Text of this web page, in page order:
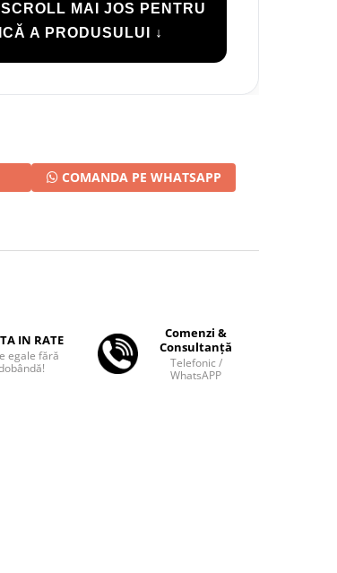
MAI JOS PENTRU
A PRODUSULUI ↓
COMANDA PE WHATSAPP
IN RATE
egale fără
Comenzi &
Consultanță
Telefonic /
WhatsAPP